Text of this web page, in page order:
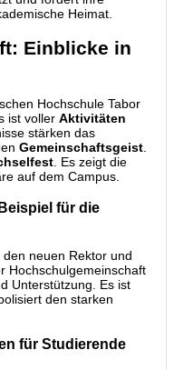
Heimat.
Einblicke in
Hochschule Tabor
ist voller Aktivitäten
stärken das
Gemeinschaftsgeist.
. Es zeigt die
auf dem Campus.
für die
neuen Rektor und
Hochschulgemeinschaft
Unterstützung. Es ist
den starken
für Studierende